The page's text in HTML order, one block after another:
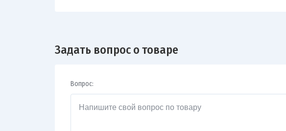
Задать вопрос о товаре
Вопрос: